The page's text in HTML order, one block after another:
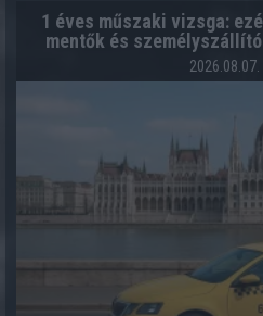
1 éves műszaki vizsga:
mentők és
2026.08.07.